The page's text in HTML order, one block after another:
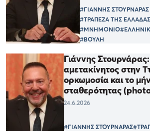
#ΓΙΑΝΝΗΣ ΣΤΟΥΡΝΑΡΑΣ
#ΤΡΑΠΕΖΑ ΤΗΣ
#ΜΝΗΜΟΝΙΟ
#ΒΟΥΛΗ
Γιάννης Στουρνάρας:
αμετακίνητος στην
ορκωμοσία και το
σταθερότητας
24.6.2026
#ΓΙΑΝΝΗΣ ΣΤΟΥΡΝΑΡΑΣ